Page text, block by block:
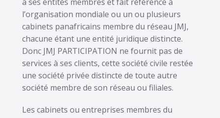
a ses entités membres et fait référence à
l’organisation mondiale ou un ou plusieurs
cabinets panafricains membre du réseau JMJ,
chacune étant une entité juridique distincte.
Donc JMJ PARTICIPATION ne fournit pas de
services à ses clients, cette société civile restée
une société privée distincte de toute autre
société membre de son réseau ou filiales.
Les cabinets ou entreprises membres du